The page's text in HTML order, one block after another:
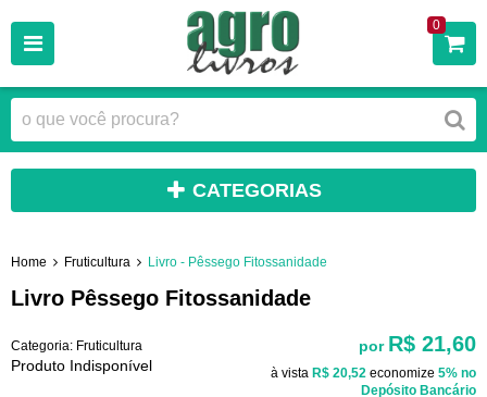
0
CATEGORIAS
Home Fruticultura Livro - Pêssego Fitossanidade
Livro Pêssego Fitossanidade
Categoria: Fruticultura
Produto Indisponível
por R$ 21,60
à vista R$ 20,52 economize 5% no
Depósito Bancário